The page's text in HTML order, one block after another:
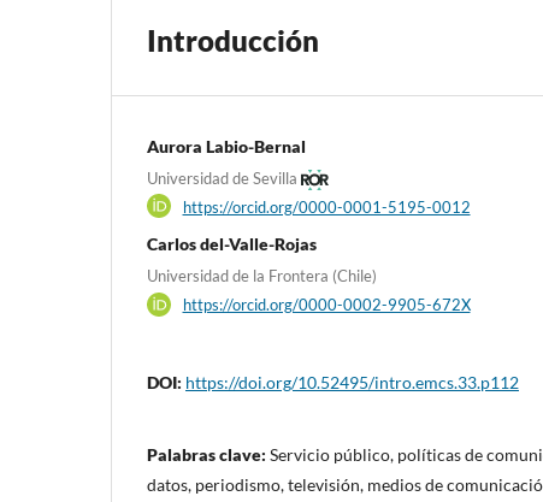
Introducción
Aurora Labio-Bernal
Universidad de Sevilla
https://orcid.org/0000-0001-5195-0012
Carlos del-Valle-Rojas
Universidad de la Frontera (Chile)
https://orcid.org/0000-0002-9905-672X
DOI: https://doi.org/10.52495/intro.emcs.33.p112
Palabras clave: Servicio público, políticas de
datos, periodismo, televisión, medios de